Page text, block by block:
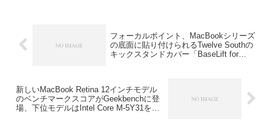
フォーカルポイント、MacBookシリーズ
の底面に貼り付けられるTwelve Southの
キックスタンドカバー「BaseLift for
新しいMacBook Retina 12インチモデル
のベンチマークスコアがGeekbenchに登
場、下位モデルはIntel Core M-5Y31を搭